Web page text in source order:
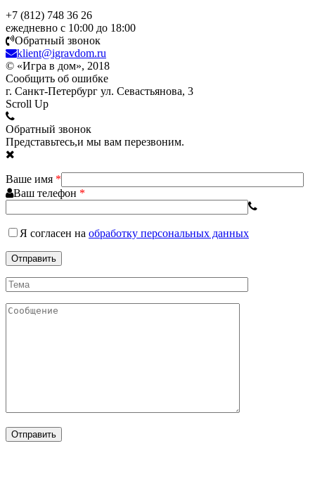
+7 (812) 748 36 26
ежедневно с 10:00 до 18:00
Обратный звонок
klient@igravdom.ru
© «Игра в дом», 2018
Сообщить об ошибке
г. Санкт-Петербург ул. Севастьянова, 3
Scroll Up
Обратный звонок
Представьтесь,и мы вам перезвоним.
Ваше имя *
Ваш телефон *
Я согласен на обработку персональных данных